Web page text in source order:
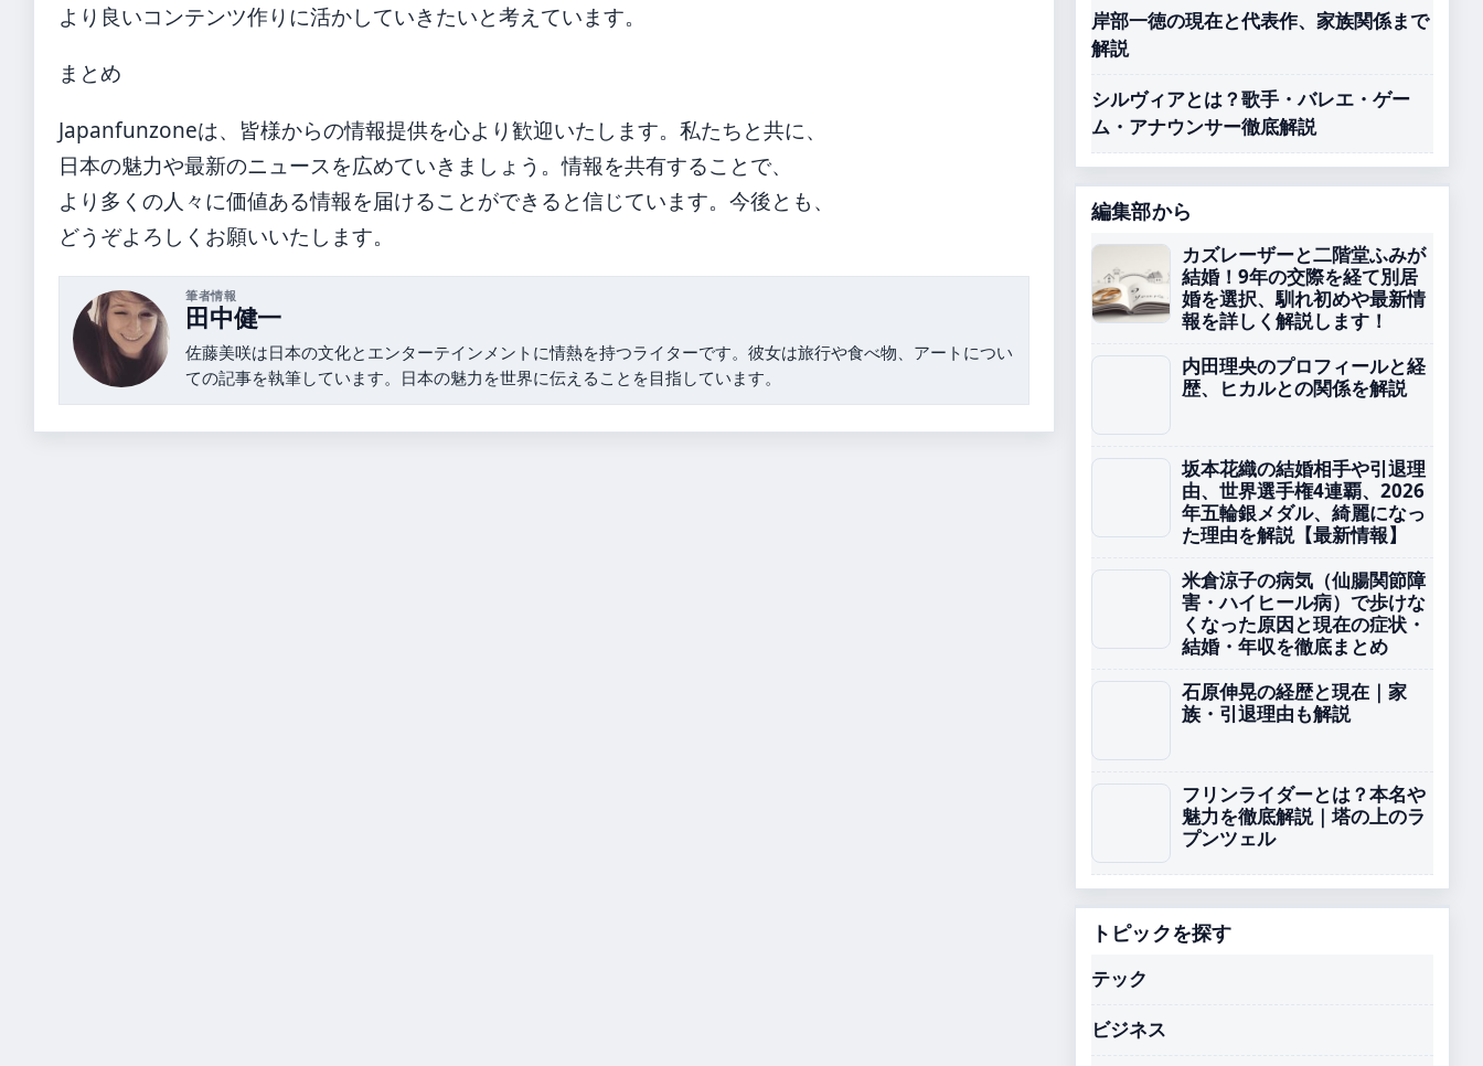
より良いコンテンツ作りに活かしていきたいと考えています。
まとめ
Japanfunzoneは、皆様からの情報提供を心より歓迎いたします。私たちと共に、
日本の魅力や最新のニュースを広めていきましょう。情報を共有することで、
より多くの人々に価値ある情報を届けることができると信じています。今後とも、
どうぞよろしくお願いいたします。
筆者情報
田中健一
佐藤美咲は日本の文化とエンターテインメントに情熱を持つライターです。彼女は旅行や食べ物、アートについ
ての記事を執筆しています。日本の魅力を世界に伝えることを目指しています。
岸部一徳の現在と代表作、家族関係まで
解説
シルヴィアとは？歌手・バレエ・ゲー
ム・アナウンサー徹底解説
編集部から
カズレーザーと二階堂ふみが
結婚！9年の交際を経て別居
婚を選択、馴れ初めや最新情
報を詳しく解説します！
内田理央のプロフィールと経
歴、ヒカルとの関係を解説
坂本花織の結婚相手や引退理
由、世界選手権4連覇、2026
年五輪銀メダル、綺麗になっ
た理由を解説【最新情報】
米倉涼子の病気（仙腸関節障
害・ハイヒール病）で歩けな
くなった原因と現在の症状・
結婚・年収を徹底まとめ
石原伸晃の経歴と現在｜家
族・引退理由も解説
フリンライダーとは？本名や
魅力を徹底解説｜塔の上のラ
プンツェル
トピックを探す
テック
ビジネス